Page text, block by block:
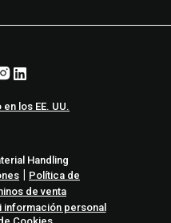
los EE. UU.
Handling
| Política de
de venta
información personal